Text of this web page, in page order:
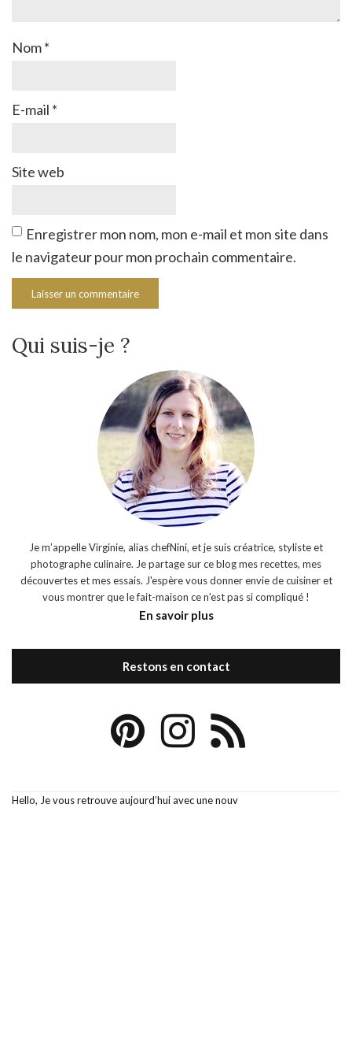
Nom*
E-mail *
Site web
Enregistrer mon nom, mon e-mail et mon site dans
le navigateur pour mon prochain commentaire.
Qui suis-je ?
Je m’appelle Virginie, alias chefNini, et je suis créatrice, styliste et
photographe culinaire. Je partage sur ce blog mes recettes, mes
découvertes et mes essais. J'espère vous donner envie de cuisiner et
vous montrer que le fait-maison ce n'est pas si compliqué !
En savoir plus
Restons en contact
Hello, Je vous retrouve aujourd’hui avec une nouv